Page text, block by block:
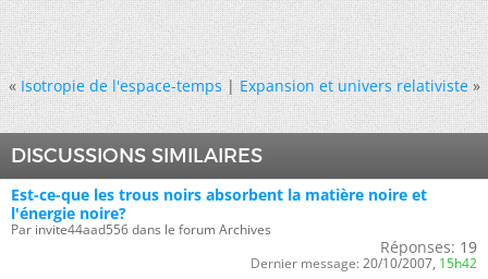
« Isotropie de l'espace-temps|Expansion et univers relativiste »
DISCUSSIONS SIMILAIRES
Est-ce-que les trous noirs absorbent la matière noire et
l'énergie noire?
Par invite44aad556 dans le forum Archives
Réponses: 19
Dernier message: 20/10/2007, 15h42